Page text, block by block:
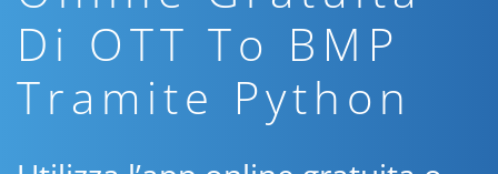
Di OTT To BMP
Tramite Python